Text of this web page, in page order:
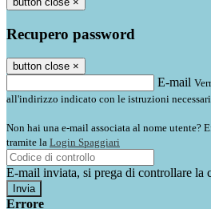
Recupero password
button close ×
E-mail
all'indirizzo indicato con le istruzioni
Non hai una e-mail associata al nome utente?
tramite la Login Spaggiari
E-mail inviata, si prega di controllare la
Errore